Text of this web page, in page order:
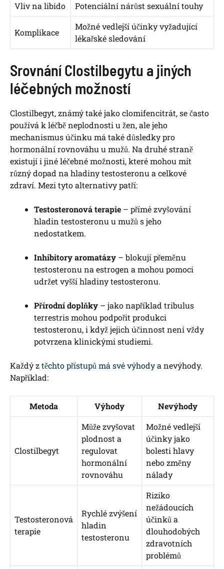
Vliv na libido
Potenciální nárůst sexuální touhy
Komplikace
Možné vedlejší účinky vyžadující
lékařské sledování
Srovnání Clostilbegytu a jiných
léčebných možností
Clostilbegyt, známý také jako clomifencitrát, se často
používá k léčbě neplodnosti u žen, ale jeho
mechanismus účinku má také důsledky pro
hormonální rovnováhu u mužů. Na druhé straně
existují i jiné léčebné možnosti, které mohou mít
různý dopad na hladiny testosteronu a celkové
zdraví. Mezi tyto alternativy patří:
Testosteronová terapie – přímé zvyšování
hladin testosteronu u mužů s jeho
nedostatkem.
Inhibitory aromatázy – blokují přeměnu
testosteronu na estrogen a mohou pomoci
udržet vyšší hladiny testosteronu.
Přírodní doplňky – jako například tribulus
terrestris mohou podpořit produkci
testosteronu, i když jejich účinnost není vždy
potvrzena klinickými studiemi.
Každý ztěchto přístupů má své výhodya nevýhody.
Například:
Metoda Výhody Nevýhody
Clostilbegyt
Může zvyšovat
plodnost a
regulovat
hormonální
rovnováhu
Možné vedlejší
účinky jako
bolesti hlavy
nebo změny
nálady
Testosteronová
terapie
Rychlé zvýšení
hladin
testosteronu
Riziko
nežádoucích
účinků a
dlouhodobých
zdravotních
problémů